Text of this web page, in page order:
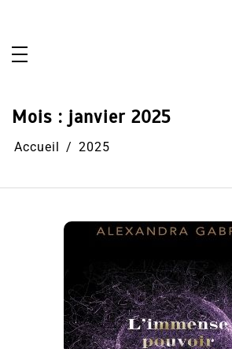
Mois : janvier 2025
Accueil 2025